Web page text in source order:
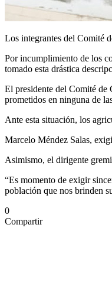
Los integrantes del Comité
Por incumplimiento de los
tomado esta drástica
El presidente del Comité de
prometidos en ninguna de
Ante esta situación, los
Marcelo Méndez Salas,
Asimismo, el dirigente
“Es momento de exigir
población que nos brinden
0
Compartir